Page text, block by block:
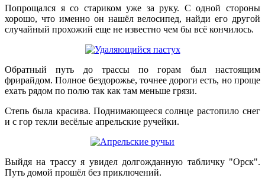
Попрощался я со стариком уже за руку. С одной стороны
хорошо, что именно он нашёл велосипед, найди его другой
случайный прохожий еще не известно чем бы всё кончилось.
Обратный путь до трассы по горам был настоящим
фрирайдом. Полное бездорожье, точнее дороги есть, но проще
ехать рядом по полю так как там меньше грязи.
Степь была красива. Поднимающееся солнце растопило снег
и с гор текли весёлые апрельские ручейки.
Выйдя на трассу я увидел долгожданную табличку "Орск".
Путь домой прошёл без приключений.